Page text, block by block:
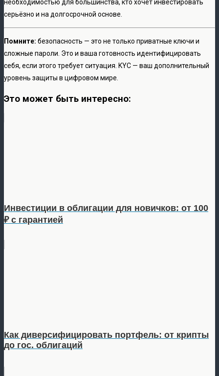
необходимостью для большинства, кто хочет инвестировать
серьёзно и на долгосрочной основе.
Помните: безопасность — это не только приватные ключи и
сложные пароли. Это и ваша готовность идентифицировать
себя, если этого требует ситуация. KYC — ваш дополнительный
уровень защиты в цифровом мире.
Это может быть интересно:
Инвестиции в облигации для новичков: от 100
₽ с гарантией
Как диверсифицировать портфель: от крипты
до гос. облигаций